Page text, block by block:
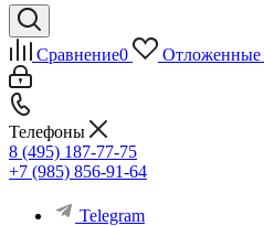
Сравнение0 Отложенные
Телефоны
8 (495) 187-77-75
+7 (985) 856-91-64
Telegram